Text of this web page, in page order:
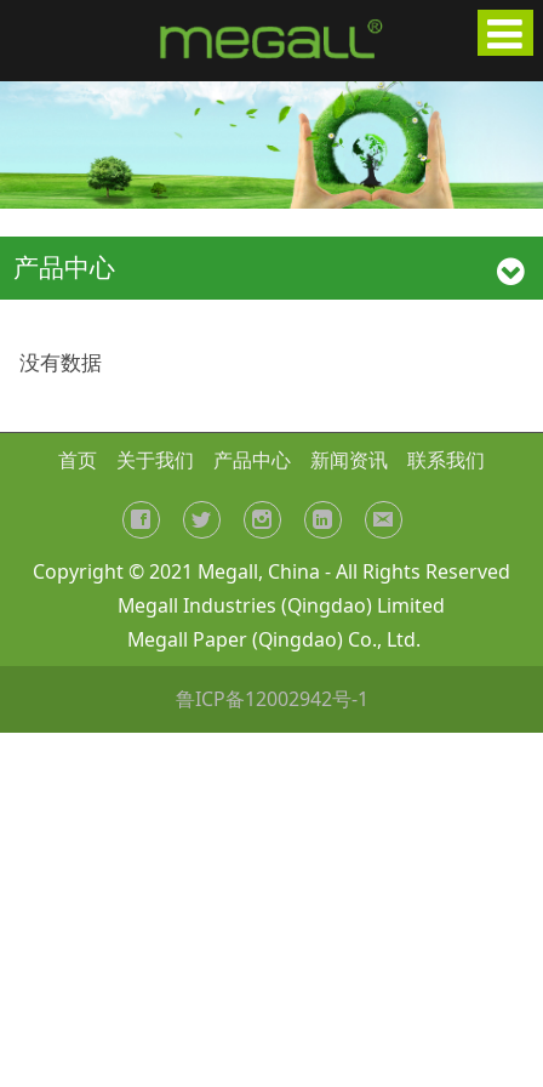
产品中心
没有数据
首页 关于我们 产品中心 新闻资讯 联系我们
Copyright © 2021 Megall, China - All Rights Reserved
Megall Industries (Qingdao) Limited
Megall Paper (Qingdao) Co., Ltd.
鲁ICP备12002942号-1